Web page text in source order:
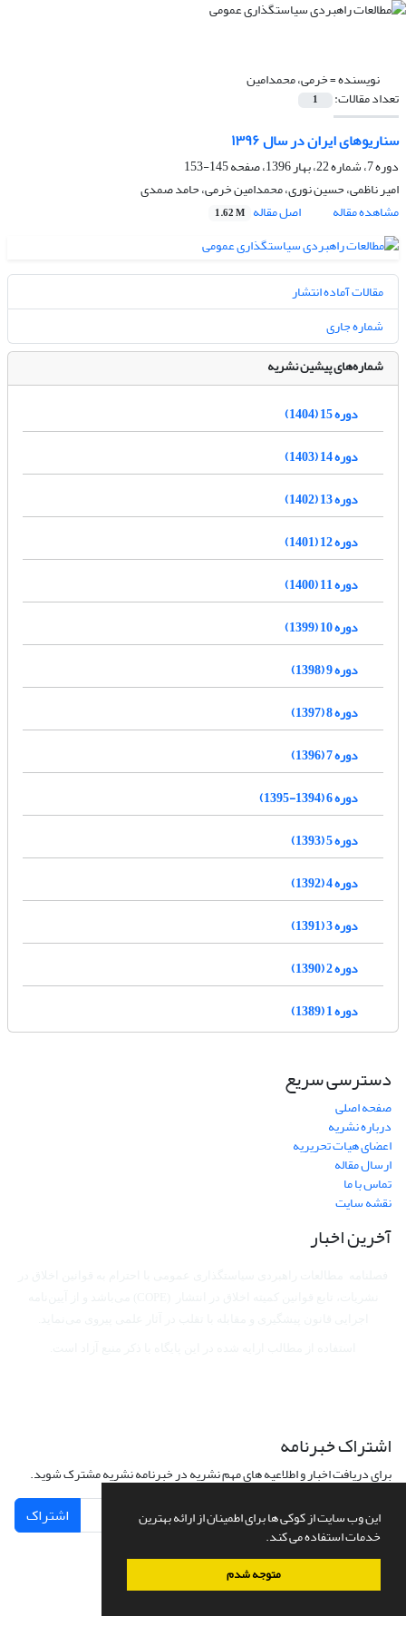
این وب سایت از کوکی ها برای اطمینان از ارائه بهترین
خدمات استفاده می کند.
متوجه شدم
نویسنده =خرمی، محمدامین
تعداد مقالات: 1
سناریوهای ایران در سال ۱۳۹۶
دوره 7، شماره 22، بهار 1396، صفحه
145-153
امیر ناظمی، حسین نوری، محمدامین خرمی، حامد صمدی
مشاهده مقاله
اصل مقاله 1.62 M
مقالات آماده انتشار
شماره جاری
شماره‌های پیشین نشریه
دوره 15 (1404)
دوره 14 (1403)
دوره 13 (1402)
دوره 12 (1401)
دوره 11 (1400)
دوره 10 (1399)
دوره 9 (1398)
دوره 8 (1397)
دوره 7 (1396)
دوره 6 (1394-1395)
دوره 5 (1393)
دوره 4 (1392)
دوره 3 (1391)
دوره 2 (1390)
دوره 1 (1389)
دسترسی سریع
صفحه اصلی
درباره نشریه
اعضای هیات تحریریه
ارسال مقاله
تماس با ما
نقشه سایت
آخرین اخبار
اشتراک خبرنامه
برای دریافت اخبار و اطلاعیه های مهم نشریه در خبرنامه نشریه مشترک شوید.
اشتراک
سامانه مدیریت نشریات علمی.طراحی و پیاده سازی ازسیناوب